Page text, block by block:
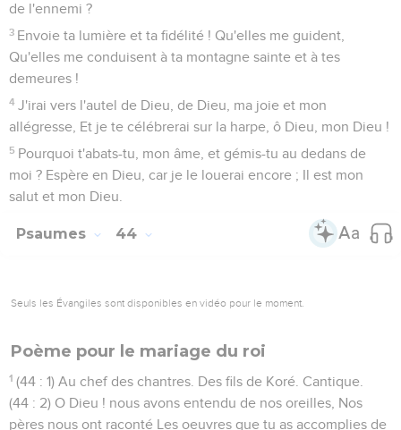
de l'ennemi ?
3 Envoie ta lumière et ta fidélité ! Qu'elles me guident,
Qu'elles me conduisent à ta montagne sainte et à tes
demeures !
4 J'irai vers l'autel de Dieu, de Dieu, ma joie et mon
allégresse, Et je te célébrerai sur la harpe, ô Dieu, mon Dieu !
5 Pourquoi t'abats-tu, mon âme, et gémis-tu au dedans de
moi ? Espère en Dieu, car je le louerai encore ; Il est mon
salut et mon Dieu.
Psaumes 44
Seuls les Évangiles sont disponibles en vidéo pour le moment.
Poème pour le mariage du roi
1 (44 : 1) Au chef des chantres. Des fils de Koré. Cantique.
(44 : 2) O Dieu ! nous avons entendu de nos oreilles, Nos
pères nous ont raconté Les oeuvres que tu as accomplies de